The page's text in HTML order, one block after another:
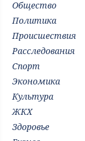
Общество
Политика
Происшествия
Расследования
Спорт
Экономика
Культура
ЖКХ
Здоровье